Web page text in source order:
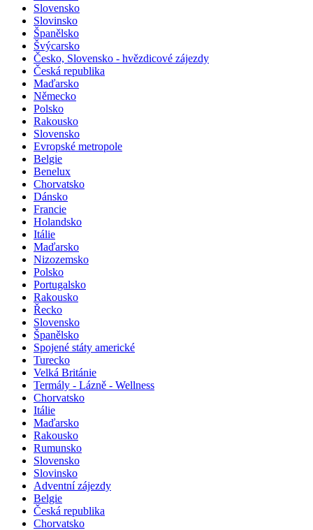
Slovensko
Slovinsko
Španělsko
Švýcarsko
Česko, Slovensko - hvězdicové zájezdy
Česká republika
Maďarsko
Německo
Polsko
Rakousko
Slovensko
Evropské metropole
Belgie
Benelux
Chorvatsko
Dánsko
Francie
Holandsko
Itálie
Maďarsko
Nizozemsko
Polsko
Portugalsko
Rakousko
Řecko
Slovensko
Španělsko
Spojené státy americké
Turecko
Velká Británie
Termály - Lázně - Wellness
Chorvatsko
Itálie
Maďarsko
Rakousko
Rumunsko
Slovensko
Slovinsko
Adventní zájezdy
Belgie
Česká republika
Chorvatsko